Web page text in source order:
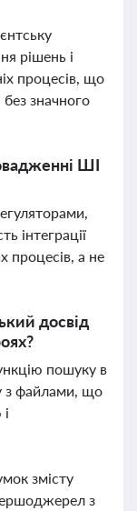
рішень і
процесів, що
значного
ШІ
інтеграції
процесів, а не
досвід
пошуку в
з файлами, що
змісту
з